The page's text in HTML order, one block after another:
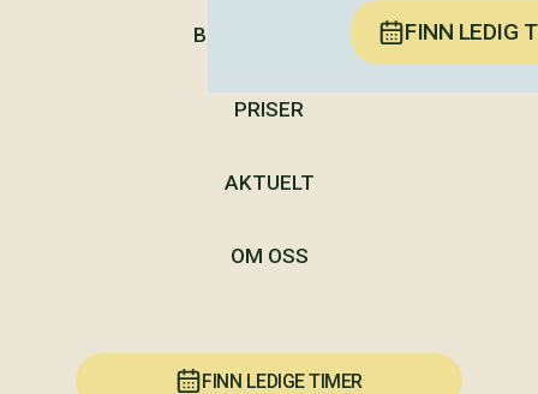
FINN LEDIG
BEHANDLINGER
PRISER
AKTUELT
OM OSS
FINN LEDIGE TIMER